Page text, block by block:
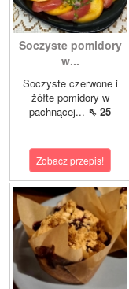
Soczyste pomidory
w...
Soczyste czerwone i
żółte pomidory w
pachnącej... ⇖ 25
Zobacz przepis!